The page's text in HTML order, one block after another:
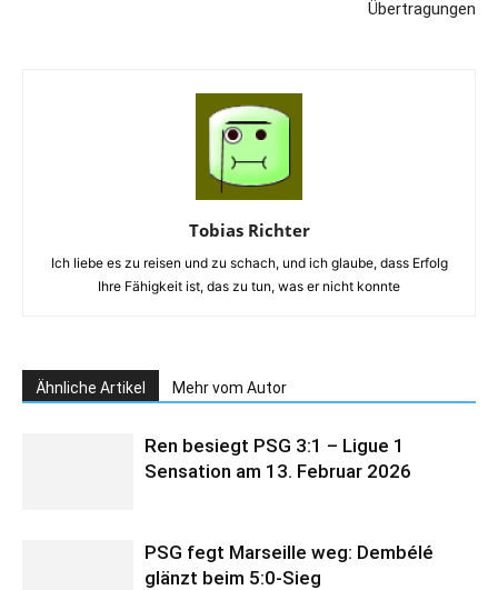
Übertragungen
Tobias Richter
Ich liebe es zu reisen und zu schach, und ich glaube, dass Erfolg
Ihre Fähigkeit ist, das zu tun, was er nicht konnte
Ähnliche Artikel Mehr vom Autor
Ren besiegt PSG 3:1 – Ligue 1
Sensation am 13. Februar 2026
PSG fegt Marseille weg: Dembélé
glänzt beim 5:0-Sieg